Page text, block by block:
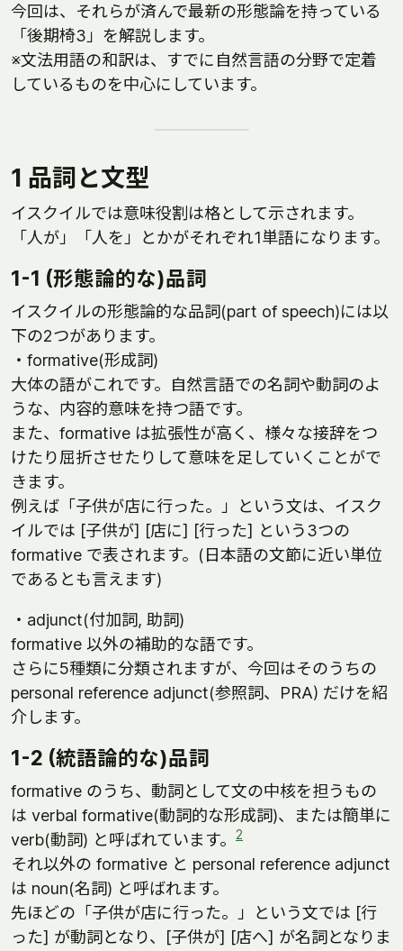
今回は、それらが済んで最新の形態論を持っている
「後期椅3」を解説します。
※文法用語の和訳は、すでに自然言語の分野で定着
しているものを中心にしています。
1 品詞と文型
イスクイルでは意味役割は格として示されます。
「人が」「人を」とかがそれぞれ1単語になります。
1-1 (形態論的な)品詞
イスクイルの形態論的な品詞(part of speech)には以
下の2つがあります。
・formative(形成詞)
大体の語がこれです。自然言語での名詞や動詞のよ
うな、内容的意味を持つ語です。
また、formative は拡張性が高く、様々な接辞をつ
けたり屈折させたりして意味を足していくことがで
きます。
例えば「子供が店に行った。」という文は、イスク
イルでは [子供が] [店に] [行った] という3つの
formative で表されます。(日本語の文節に近い単位
であるとも言えます)
・adjunct(付加詞, 助詞)
formative 以外の補助的な語です。
さらに5種類に分類されますが、今回はそのうちの
personal reference adjunct(参照詞、PRA) だけを紹
介します。
1-2 (統語論的な)品詞
formative のうち、動詞として文の中核を担うもの
は verbal formative(動詞的な形成詞)、または簡単に
verb(動詞) と呼ばれています。
2
それ以外の formative と personal reference adjunct
は noun(名詞) と呼ばれます。
先ほどの「子供が店に行った。」という文では [行
った] が動詞となり、[子供が] [店へ] が名詞となりま